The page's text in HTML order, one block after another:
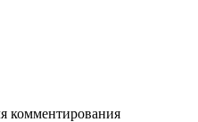
комментирования